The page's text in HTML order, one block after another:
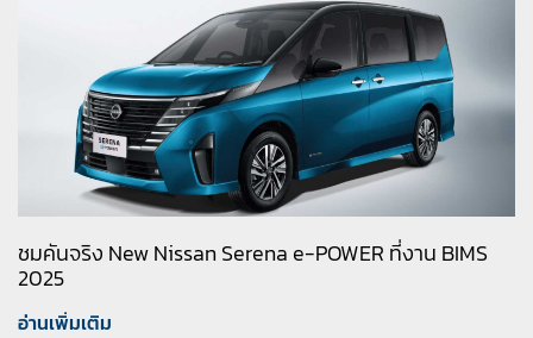
ชมคันจริง New Nissan Serena e-POWER ที่งาน BIMS
2025
อ่านเพิ่มเติม